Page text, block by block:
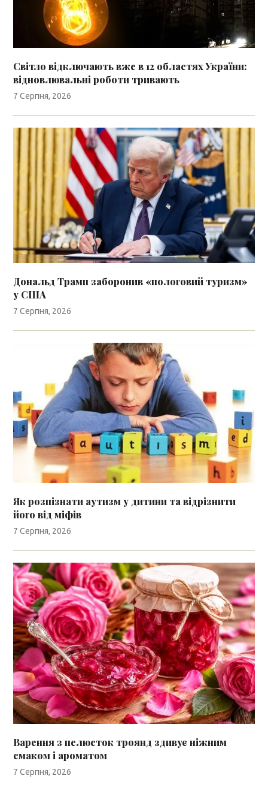
Світло відключають вже в 12 областях України:
відновлювальні роботи тривають
7 Серпня, 2026
Дональд Трамп заборонив «пологовий туризм»
у США
7 Серпня, 2026
Як розпізнати аутизм у дитини та відрізнити
його від міфів
7 Серпня, 2026
Варення з пелюсток троянд здивує ніжним
смаком і ароматом
7 Серпня, 2026